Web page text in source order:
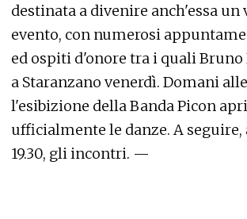
destinata a divenire anch'essa un
evento, con numerosi
ed ospiti d'onore tra i quali Bruno
a Staranzano venerdì. Domani alle
l'esibizione della Banda Picon
ufficialmente le danze. A
19.30, gli incontri. —